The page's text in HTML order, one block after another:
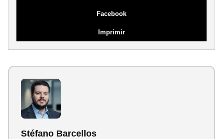
Facebook
Imprimir
Stéfano Barcellos